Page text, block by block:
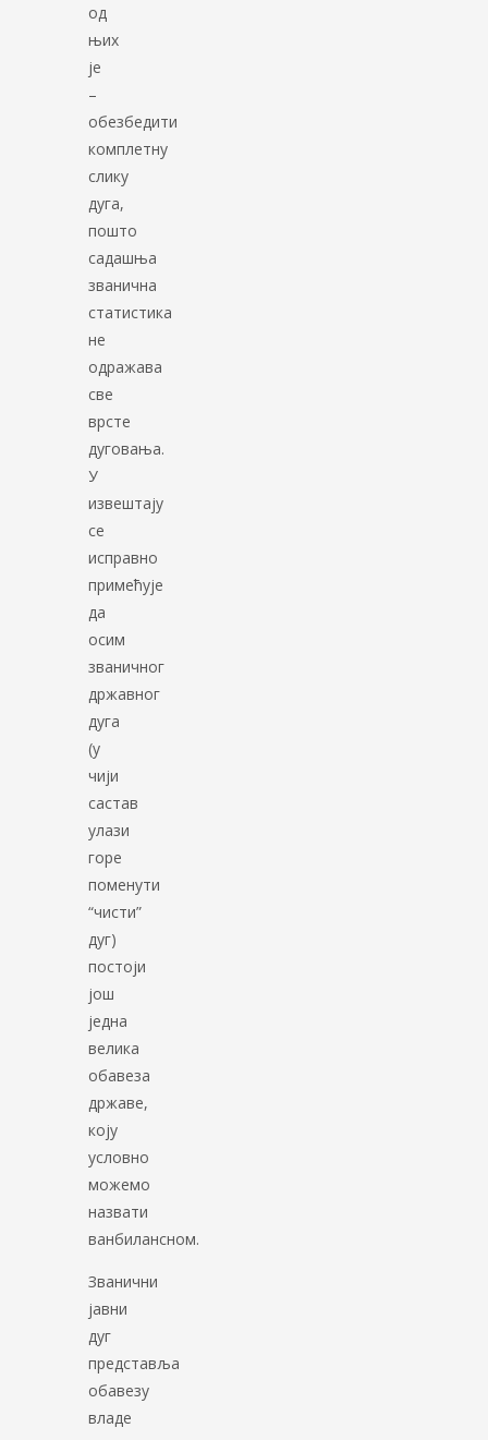
од
њих
је
–
обезбедити
комплетну
слику
дуга,
пошто
садашња
званична
статистика
не
одражава
све
врсте
дуговања.
У
извештају
се
исправно
примећује
да
осим
званичног
државног
дуга
(у
чији
састав
улази
горе
поменути
“чисти”
дуг)
постоји
још
једна
велика
обавеза
државе,
коју
условно
можемо
назвати
ванбилансном.
Званични
јавни
дуг
представља
обавезу
владе